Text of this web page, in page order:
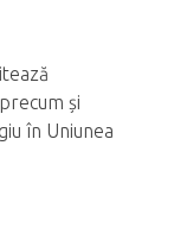
și
în Uniunea